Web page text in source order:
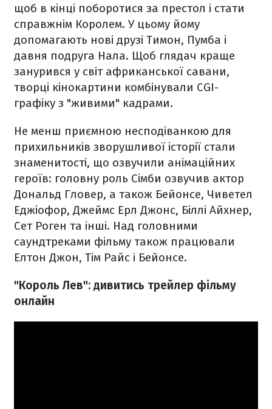
щоб в кінці поборотися за престол і стати
справжнім Королем. У цьому йому
допомагають нові друзі Тимон, Пумба і
давня подруга Нала. Щоб глядач краще
занурився у світ африканської савани,
творці кінокартини комбінували CGI-
графіку з "живими" кадрами.
Не менш приємною несподіванкою для
прихильників зворушливої історії стали
знаменитості, що озвучили анімаційних
героїв: головну роль Сімби озвучив актор
Дональд Гловер, а також Бейонсе, Чиветел
Еджіофор, Джеймс Ерл Джонс, Біллі Айхнер,
Сет Роген та інші. Над головними
саундтреками фільму також працювали
Елтон Джон, Тім Райс і Бейонсе.
"Король Лев": дивитись трейлер фільму
онлайн